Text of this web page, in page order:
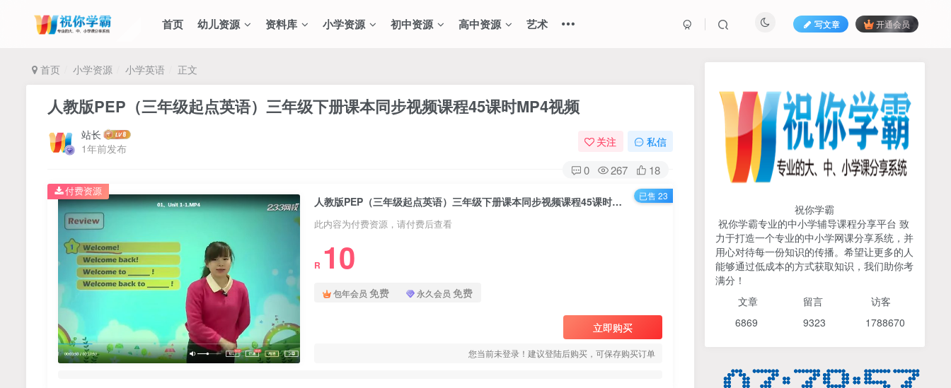
首页 幼儿资源 资料库 小学资源 初中资源 高中资源 艺术 写文章 开通会员
首页 小学资源 小学英语 正文
人教版PEP（三年级起点英语）三年级下册课本同步视频课程45课时MP4视频
站长
1年前发布
关注 私信
0 267 18
人教版PEP（三年级起点英语）三年级下册课本同步视频课程45课时MP4视频
此内容为付费资源，请付费后查看
R 10
包年会员 免费 永久会员 免费
立即购买
您当前未登录！建议登陆后购买，可保存购买订单
付费资源 已售 23
729人已阅读
初中《中学教材全解》2025-2026七八九
TOP1
2026版《浙大优辅》数学公
式定理导引（小学+初中+高
中全套）PDF
3个月前 502人已阅读
TOP2
（分龄版/年龄阶段分类）
4个月前 490人已阅读
3个月前 420人已阅读
祝你学霸
祝你学霸专业的中小学辅导课程分享平台 致
力于打造一个专业的中小学网课分享系统，并
用心对待每一份知识的传播。希望让更多的人
能够通过低成本的方式获取知识，我们助你考
满分！
文章 留言 访客
6869 9323 1788670